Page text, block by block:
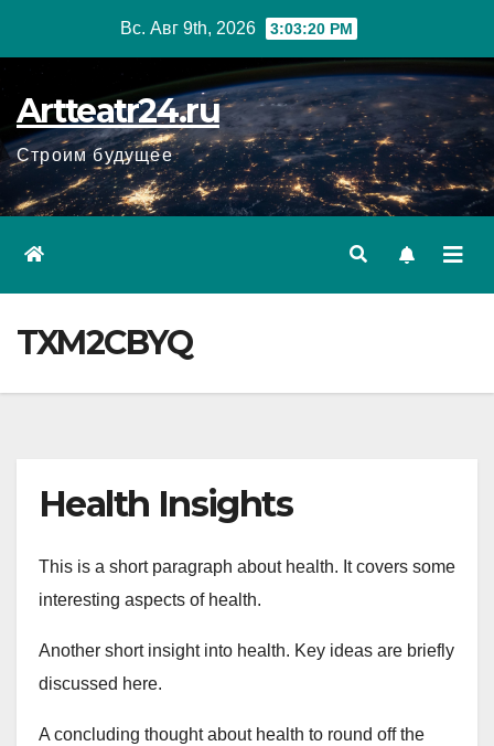
Вс. Авг 9th, 2026 3:03:21 PM
Artteatr24.ru
Строим будущее
TXM2CBYQ
Health Insights
This is a short paragraph about health. It covers some
interesting aspects of health.
Another short insight into health. Key ideas are briefly
discussed here.
A concluding thought about health to round off the